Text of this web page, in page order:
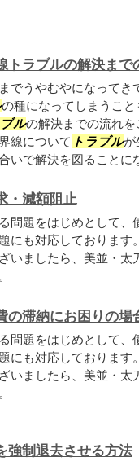
トラブルの解決まで
でうやむやになって
の種になってしまうこ
ルの解決までの流れ
線について トラブルが
いで解決を図ることに
・減額阻止
問題をはじめとして
にも対応しております
いましたら、美並・
の滞納にお困りの場
問題をはじめとして
にも対応しております
いましたら、美並・
強制退去させる方法